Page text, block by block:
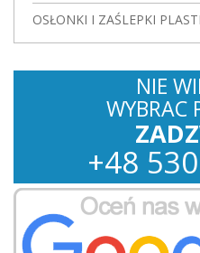
OSŁONKI I ZAŚLEPKI
NIE
WYBRAC
+48 530